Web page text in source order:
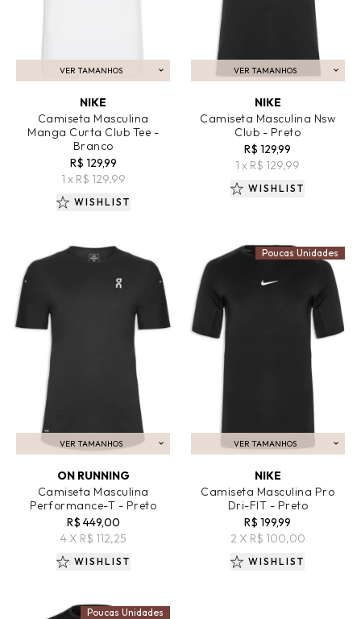
VER TAMANHOS
ADICIONAR AO CARRINHO
NIKE
Camiseta Masculina
Manga Curta Club Tee -
Branco
R$ 129,99
1 x R$ 129,99
WISHLIST
VER TAMANHOS
ADICIONAR AO CARRINHO
NIKE
Camiseta Masculina Nsw
Club - Preto
R$ 129,99
1 x R$ 129,99
WISHLIST
VER TAMANHOS
ADICIONAR AO CARRINHO
ON RUNNING
Camiseta Masculina
Performance-T - Preto
R$ 449,00
4 X R$ 112,25
WISHLIST
VER TAMANHOS
ADICIONAR AO CARRINHO
NIKE
Camiseta Masculina Pro
Dri-FIT - Preto
R$ 199,99
2 X R$ 100,00
Poucas Unidades
WISHLIST
Poucas Unidades